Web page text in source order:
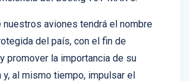
nuestros aviones tendrá el nombre
del país, con el fin de
promover la importancia de su